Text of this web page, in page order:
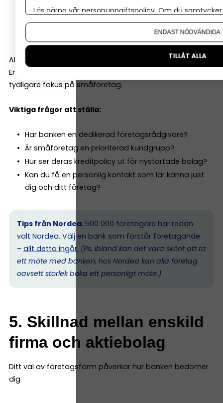
Företagslån
Alla banker är inte lika företagsinriktade.
En del är starka på bolån och privatkunder. Andra har
tydligare fokus på småföretag.
Viktiga frågor att ställa:
Har banken en dedikerad företagsrådgivare?
Är småföretag en prioriterad kundgrupp?
Hur ser deras kreditpolicy ut för nystartade bolag?
Kan du få en personlig kontakt som lär känna just
dig och ditt företag?
Tips från Nordea: 500 000 företagare har redan
valt Nordea. Välj en bank som förstår företagande
– allt detta ingår. (Ps. Ibland kan det vara skönt att ta
ett möte med banken, hos Nordea kan alla företag
oavsett storlek boka ett personligt möte.)
5. Skillnad mellan enskild
firma och aktiebolag
Ditt val av företagsform påverkar hur banken bedömer
dig.
Läs gärna vår personuppgiftspolicy. Om du
Om du vill ändra ditt val i efterhand hittar du den
ENDAST NÖDVÄNDIGA
TILLÅT ALLA